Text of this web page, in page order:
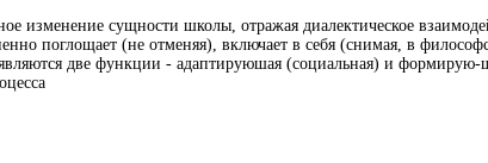
изменение сущности школы, отражая диалектическое
поглощает (не отменяя), включает в себя (снимая, в
две функции - адаптируюшая (социальная) и